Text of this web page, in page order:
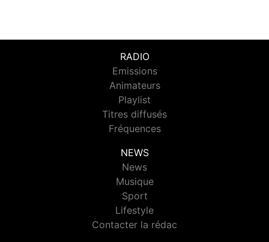
RADIO
Emissions
Animateurs
Playlist
Titres diffusés
Fréquences
NEWS
News
Musique
Sport
Lifestyle
Contacter la rédac